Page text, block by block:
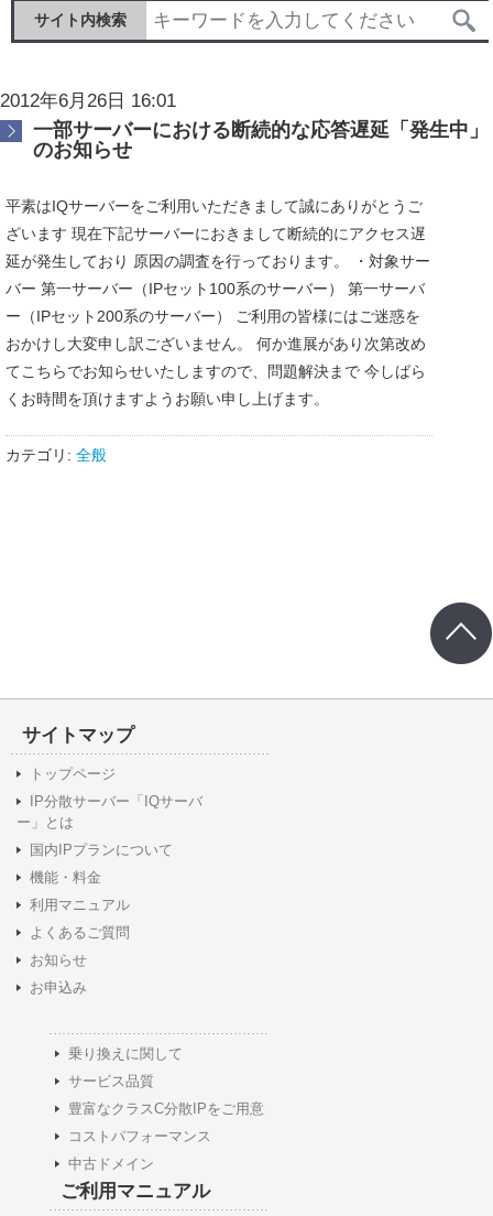
サイト内検索
2012年6月26日 16:01
一部サーバーにおける断続的な応答遅延「発生中」
のお知らせ
平素はIQサーバーをご利用いただきまして誠にありがとうご
ざいます 現在下記サーバーにおきまして断続的にアクセス遅
延が発生しており 原因の調査を行っております。 ・対象サー
バー 第一サーバー（IPセット100系のサーバー） 第一サーバ
ー（IPセット200系のサーバー） ご利用の皆様にはご迷惑を
おかけし大変申し訳ございません。 何か進展があり次第改め
てこちらでお知らせいたしますので、問題解決まで 今しばら
くお時間を頂けますようお願い申し上げます。
カテゴリ: 全般
サイトマップ
トップページ
IP分散サーバー「IQサーバ
ー」とは
国内IPプランについて
機能・料金
利用マニュアル
よくあるご質問
お知らせ
お申込み
乗り換えに関して
サービス品質
豊富なクラスC分散IPをご用意
コストパフォーマンス
中古ドメイン
ご利用マニュアル